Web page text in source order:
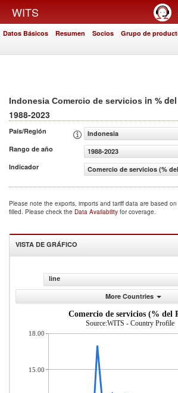
WITS
Datos Básicos Resumen Socios Grupo de
Indonesia Comercio de servicios in %
1988-2023
País/Región
Indonesia
Rango de año
1988-2023
Indicador
Comercio de servicios (%
Please note the exports, imports and tariff data are based
filled. Please check the Data Availability for coverage.
VISTA DE GRÁFICO
line
More Countries
Comercio de servicios (% del
Source:WITS - Country Profile
18.00
15.00